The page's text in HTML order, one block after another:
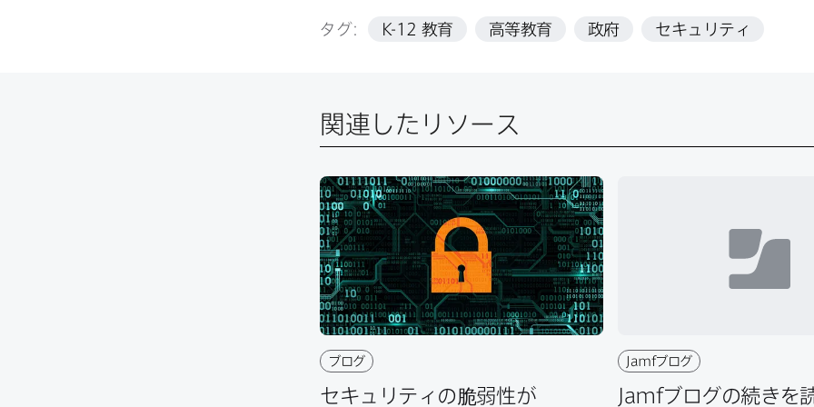
タグ: K-12 教育 高等教育 政府 セキュリティ
関連したリソース
ブログ
セキュリティの​脆弱性が​
Jamfブログ
Jamfブログの​続きを​